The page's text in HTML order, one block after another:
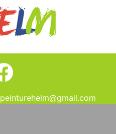
peinturehelm@gmail.com